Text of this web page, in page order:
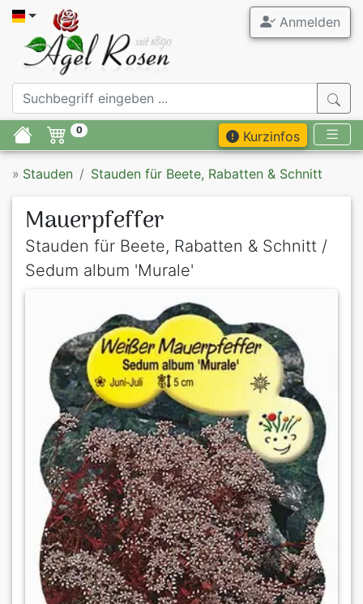
Anmelden
0 Kurzinfos
» Stauden Stauden für Beete, Rabatten & Schnitt
Mauerpfeffer
Stauden für Beete, Rabatten & Schnitt /
Sedum album 'Murale'